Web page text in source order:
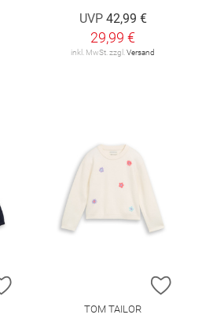
UVP 42,99 €
29,99 €
inkl. MwSt. zzgl. Versand
ZUR WUNSCHLISTE HINZUFÜGEN
ZUR
TOM TAILOR